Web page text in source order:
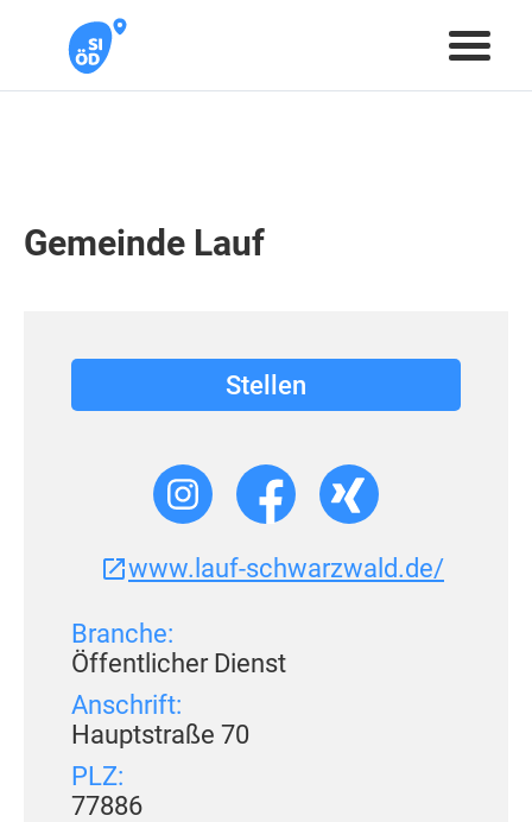
Gemeinde Lauf
Stellen
www.lauf-schwarzwald.de/
Branche:
Öffentlicher Dienst
Anschrift:
Hauptstraße 70
PLZ:
77886